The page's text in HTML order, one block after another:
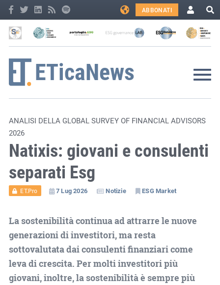
ABBONATI
ANALISI DELLA GLOBAL SURVEY OF FINANCIAL ADVISORS
2026
Natixis: giovani e consulenti
separati Esg
ET.Pro 7 Lug 2026 Notizie ESG Market
La sostenibilità continua ad attrarre le nuove
generazioni di investitori, ma resta
sottovalutata dai consulenti finanziari come
leva di crescita. Per molti investitori più
giovani, inoltre, la sostenibilità è sempre più